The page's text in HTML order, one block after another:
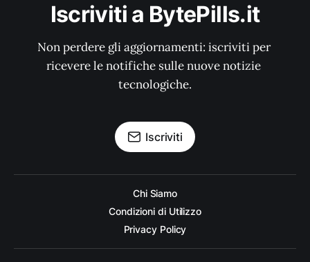
Iscriviti a BytePills.it
Non perdere gli aggiornamenti: iscriviti per
ricevere le notifiche sulle nuove notizie
tecnologiche.
Iscriviti
Chi Siamo
Condizioni di Utilizzo
Privacy Policy